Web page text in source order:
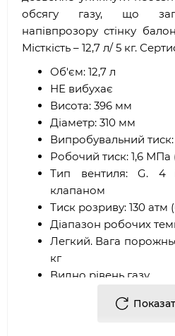
обсягу газу, що
напівпрозору стінку
Місткість – 12,7 л/ 5 кг.
Об'єм: 12,7 л
НЕ вибухає
Висота: 396 мм
Діаметр: 310 мм
Випробувальний
Робочий тиск: 1,6 МПа
Тип вентиля: G. 4
клапаном
Тиск розриву: 130 атм
Діапазон робочих
Легкий. Вага
кг
Видно рівень газу